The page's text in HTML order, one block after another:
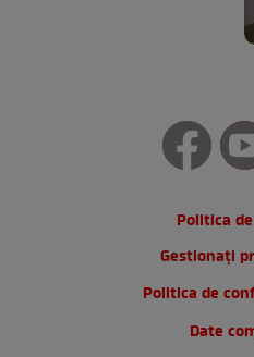
Politica
Gestionați
Politica de
Date